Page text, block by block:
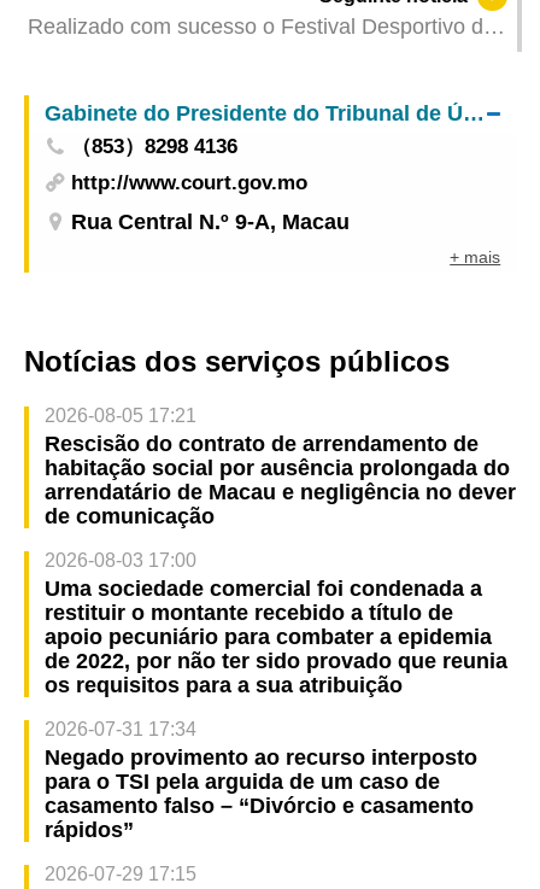
Realizado com sucesso o Festival Desportivo das
Gabinete do Presidente do Tribunal de Última Instância
（853）8298 4136
http://www.court.gov.mo
Rua Central N.º 9-A, Macau
+ mais
Notícias dos serviços públicos
2026-08-05 17:21
Rescisão do contrato de arrendamento de
habitação social por ausência prolongada do
arrendatário de Macau e negligência no dever
de comunicação
2026-08-03 17:00
Uma sociedade comercial foi condenada a
restituir o montante recebido a título de
apoio pecuniário para combater a epidemia
de 2022, por não ter sido provado que reunia
os requisitos para a sua atribuição
2026-07-31 17:34
Negado provimento ao recurso interposto
para o TSI pela arguida de um caso de
casamento falso – “Divórcio e casamento
rápidos”
2026-07-29 17:15